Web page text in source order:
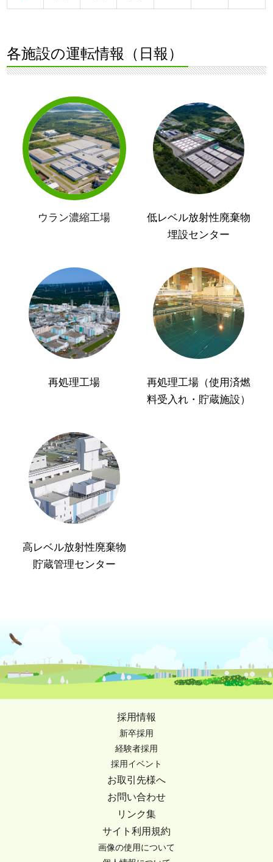
各施設の運転情報（日報）
ウラン濃縮工場
低レベル放射性廃棄物
埋設センター
再処理工場
再処理工場（使用済燃
料受入れ・貯蔵施設）
高レベル放射性廃棄物
貯蔵管理センター
採用情報
新卒採用
経験者採用
採用イベント
お取引先様へ
お問い合わせ
リンク集
サイト利用規約
画像の使用について